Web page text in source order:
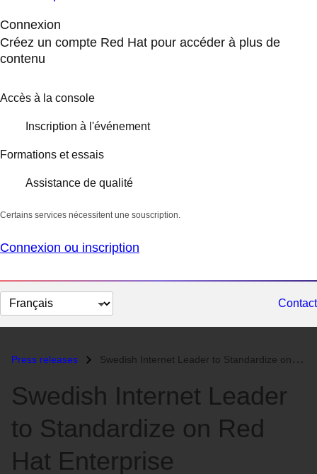
Connexion
Créez un compte Red Hat pour accéder à plus de
contenu
Accès à la console
Inscription à l'événement
Formations et essais
Assistance de qualité
Certains services nécessitent une souscription.
Connexion ou inscription
Changer
la
Contact
Press releases Swedish Internet Leader to Standardize on Red Hat Enterprise Virtualiz...
Swedish Internet Leader
to Standardize on Red
Hat Enterprise